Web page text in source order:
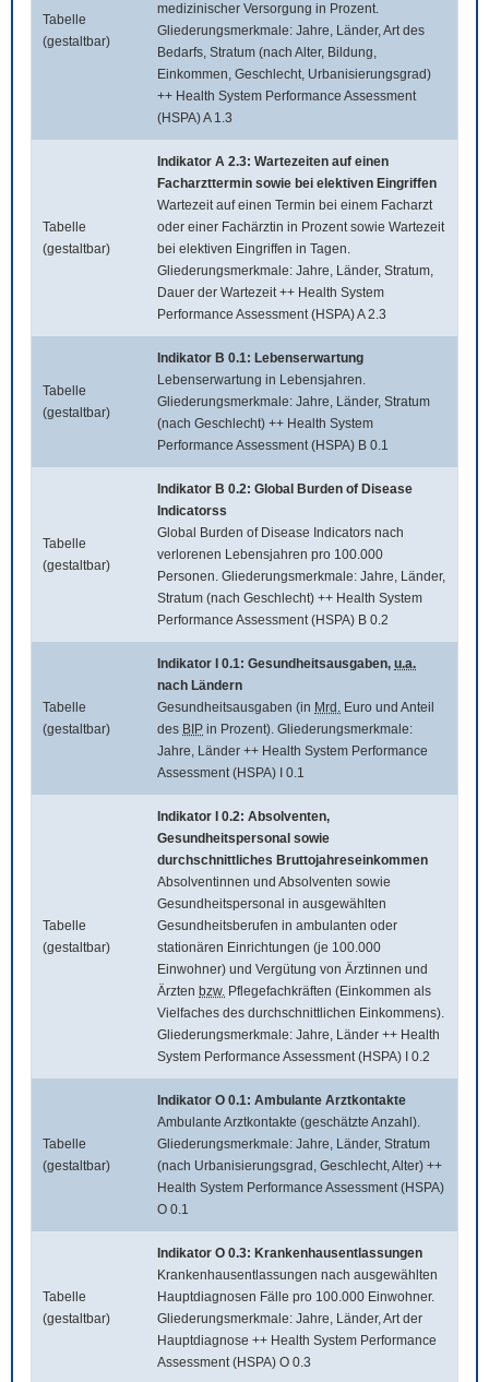
Tabelle
(gestaltbar)
medizinischer Versorgung in Prozent.
Gliederungsmerkmale: Jahre, Länder, Art des
Bedarfs, Stratum (nach Alter, Bildung,
Einkommen, Geschlecht, Urbanisierungsgrad)
++ Health System Performance Assessment
(HSPA) A 1.3
Tabelle
(gestaltbar)
Indikator A 2.3: Wartezeiten auf einen
Facharzttermin sowie bei elektiven Eingriffen
Wartezeit auf einen Termin bei einem Facharzt
oder einer Fachärztin in Prozent sowie Wartezeit
bei elektiven Eingriffen in Tagen.
Gliederungsmerkmale: Jahre, Länder, Stratum,
Dauer der Wartezeit ++ Health System
Performance Assessment (HSPA) A 2.3
Tabelle
(gestaltbar)
Indikator B 0.1: Lebenserwartung
Lebenserwartung in Lebensjahren.
Gliederungsmerkmale: Jahre, Länder, Stratum
(nach Geschlecht) ++ Health System
Performance Assessment (HSPA) B 0.1
Tabelle
(gestaltbar)
Indikator B 0.2: Global Burden of Disease
Indicatorss
Global Burden of Disease Indicators nach
verlorenen Lebensjahren pro 100.000
Personen. Gliederungsmerkmale: Jahre, Länder,
Stratum (nach Geschlecht) ++ Health System
Performance Assessment (HSPA) B 0.2
Tabelle
(gestaltbar)
Indikator I 0.1: Gesundheitsausgaben, u.a.
nach Ländern
Gesundheitsausgaben (in Mrd. Euro und Anteil
des BIP in Prozent). Gliederungsmerkmale:
Jahre, Länder ++ Health System Performance
Assessment (HSPA) I 0.1
Tabelle
(gestaltbar)
Indikator I 0.2: Absolventen,
Gesundheitspersonal sowie
durchschnittliches Bruttojahreseinkommen
Absolventinnen und Absolventen sowie
Gesundheitspersonal in ausgewählten
Gesundheitsberufen in ambulanten oder
stationären Einrichtungen (je 100.000
Einwohner) und Vergütung von Ärztinnen und
Ärzten bzw. Pflegefachkräften (Einkommen als
Vielfaches des durchschnittlichen Einkommens).
Gliederungsmerkmale: Jahre, Länder ++ Health
System Performance Assessment (HSPA) I 0.2
Tabelle
(gestaltbar)
Indikator O 0.1: Ambulante Arztkontakte
Ambulante Arztkontakte (geschätzte Anzahl).
Gliederungsmerkmale: Jahre, Länder, Stratum
(nach Urbanisierungsgrad, Geschlecht, Alter) ++
Health System Performance Assessment (HSPA)
O 0.1
Tabelle
(gestaltbar)
Indikator O 0.3: Krankenhausentlassungen
Krankenhausentlassungen nach ausgewählten
Hauptdiagnosen Fälle pro 100.000 Einwohner.
Gliederungsmerkmale: Jahre, Länder, Art der
Hauptdiagnose ++ Health System Performance
Assessment (HSPA) O 0.3